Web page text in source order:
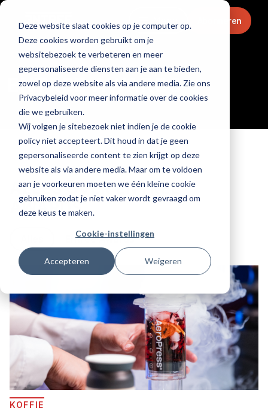
Deze website slaat cookies op je computer op.
Deze cookies worden gebruikt om je
websitebezoek te verbeteren en meer
gepersonaliseerde diensten aan je aan te bieden,
zowel op deze website als via andere media. Zie ons
Privacybeleid voor meer informatie over de cookies
die we gebruiken.
Wij volgen je sitebezoek niet indien je de cookie
policy niet accepteert. Dit houd in dat je geen
gepersonaliseerde content te zien krijgt op deze
website als via andere media. Maar om te voldoen
aan je voorkeuren moeten we één kleine cookie
gebruiken zodat je niet vaker wordt gevraagd om
deze keus te maken.
Cookie-instellingen
Accepteren Weigeren
Menu Abonneren
Home
ENTREE AWARDS
ALLES OVER ENTREE-
AWARDS
Entree Awards
KOFFIE